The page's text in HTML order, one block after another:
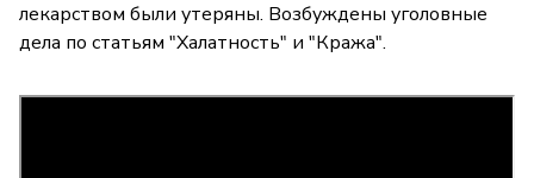
лекарством были утеряны. Возбуждены уголовные
дела по статьям "Халатность" и "Кража".